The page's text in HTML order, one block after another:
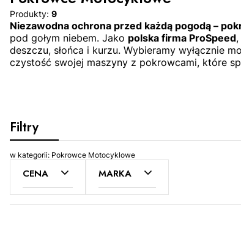
Produkty: 9
Niezawodna ochrona przed każdą pogodą –
pod gołym niebem. Jako polska firma ProSpeed
deszczu, słońca i kurzu. Wybieramy wyłącznie
czystość swojej maszyny z pokrowcami, które
Filtry
w kategorii: Pokrowce Motocyklowe
CENA MARKA